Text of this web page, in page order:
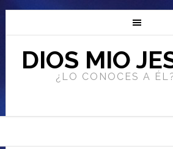
DIOS MIO
¿LO CONOCES A